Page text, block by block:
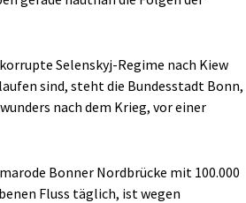
Selenskyj-Regime nach Kiew
sind, steht die Bundesstadt Bonn,
nach dem Krieg, vor einer
Bonner Nordbrücke mit 100.000
Fluss täglich, ist wegen